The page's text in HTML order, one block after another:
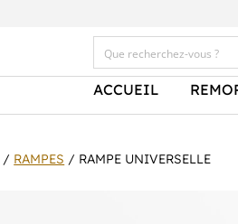
ACCUEIL
/ RAMPES / RAMPE UNIVERSELLE